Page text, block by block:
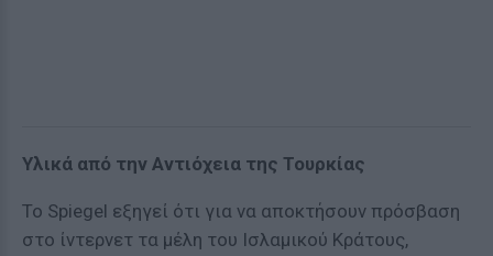
Υλικά από την Αντιόχεια της Τουρκίας
Το Spiegel εξηγεί ότι για να αποκτήσουν πρόσβαση
στο ίντερνετ τα μέλη του Ισλαμικού Κράτους,